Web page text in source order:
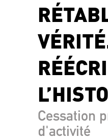
Cessation
d'activité